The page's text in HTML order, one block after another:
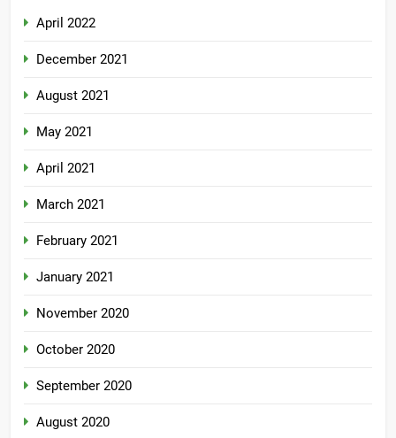
April 2022
December 2021
August 2021
May 2021
April 2021
March 2021
February 2021
January 2021
November 2020
October 2020
September 2020
August 2020